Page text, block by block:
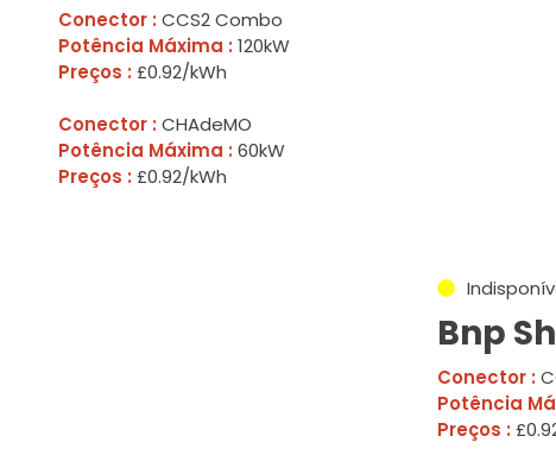
Conector : CCS2 Combo
Potência Máxima : 120kW
Preços : £0.92/kWh
Conector : CHAdeMO
Potência Máxima : 60kW
Preços : £0.92/kWh
Bnp
Conector :
Potência
Preços :